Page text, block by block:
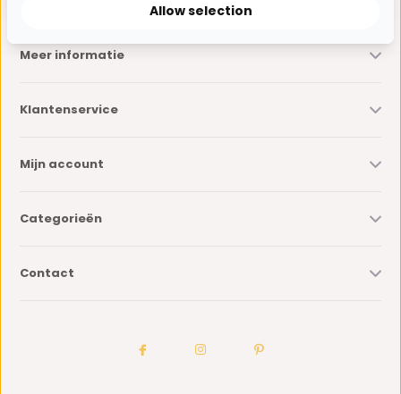
Meer informatie
Klantenservice
Mijn account
Categorieën
Contact
Allow selection